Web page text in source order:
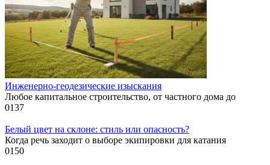
Инженерно-геодезические изыскания
Любое капитальное строительство, от частного дома до
0137
Белый цвет на склоне: стиль или опасность?
Когда речь заходит о выборе экипировки для катания
0150